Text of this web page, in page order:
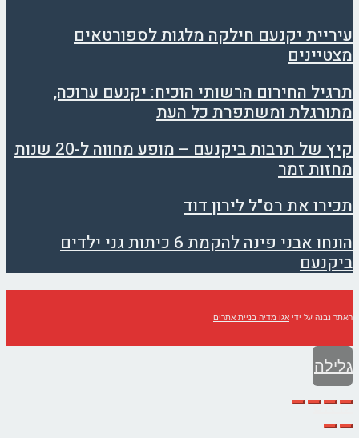
עיריית יקנעם חילקה מלגות לספורטאים
מצטיינים
תרגיל החירום הרשותי הוכיח: יקנעם ערוכה,
מתורגלת ומשתפרת כל העת
קיץ של תרבות ביקנעם – מופע מחווה ל-20 שנות
מחזות זמר
תכירו את רס"ל לירון דוד
הונחו אבני פינה להקמת 6 כיתות גני ילדים
ביקנעם
האתר נבנה על ידי אגו מדיה בניית אתרים
גלילה
לראש